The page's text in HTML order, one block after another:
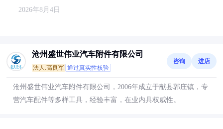
2026年8月4日
沧州盛世伟业汽车附件有限公司
法人:高良军 通过真实性核验
咨询 进店
沧州盛世伟业汽车附件有限公司，2006年成立于献县郭庄镇，专
营汽车配件等多样工具，经验丰富，在业内具权威性。